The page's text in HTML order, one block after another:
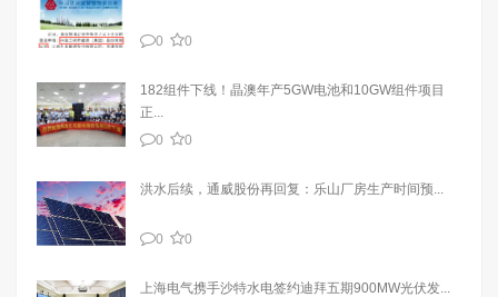
0 0
182组件下线！晶澳年产5GW电池和10GW组件项目
正...
0
0
洪水后续，通威股份再回复：乐山厂房生产时间预...
0 0
上海电气携手沙特水电签约迪拜五期900MW光伏发...